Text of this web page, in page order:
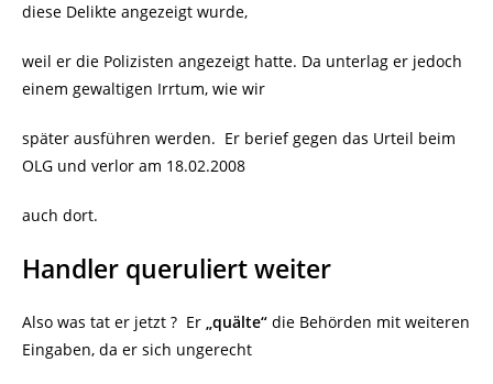
diese Delikte angezeigt wurde,
weil er die Polizisten angezeigt hatte. Da unterlag er jedoch
einem gewaltigen Irrtum, wie wir
später ausführen werden. Er berief gegen das Urteil beim
OLG und verlor am 18.02.2008
auch dort.
Handler queruliert weiter
Also was tat er jetzt ? Er „quälte“ die Behörden mit weiteren
Eingaben, da er sich ungerecht